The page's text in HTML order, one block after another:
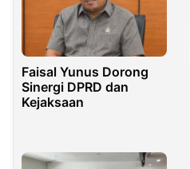
Faisal Yunus Dorong
Sinergi DPRD dan
Kejaksaan